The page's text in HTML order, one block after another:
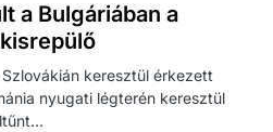
a Bulgáriában a
keresztül érkezett
nyugati légterén keresztül